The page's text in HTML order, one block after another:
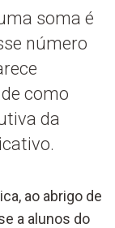
soma é
número
como
da
ao abrigo de
a alunos do